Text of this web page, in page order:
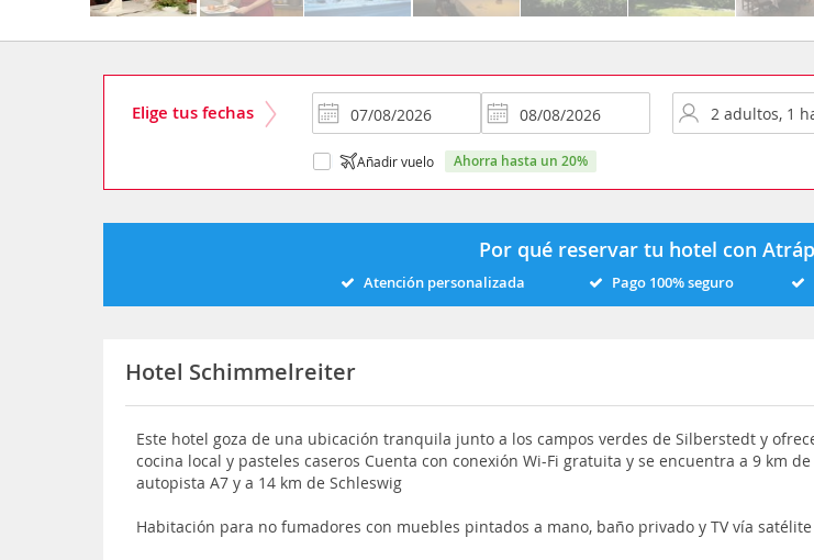
Elige tus fechas
Añadir vuelo ahorra hasta un 20%
Por qué reservar tu hotel con
Atención personalizada Pago 100% seguro
Hotel Schimmelreiter
Este hotel goza de una ubicación tranquila junto a los campos verdes de Silberstedt y
cocina local y pasteles caseros Cuenta con conexión Wi-Fi gratuita y se encuentra a 9 km de
autopista A7 y a 14 km de Schleswig
Habitación para no fumadores con muebles pintados a mano, baño privado y TV vía satélite